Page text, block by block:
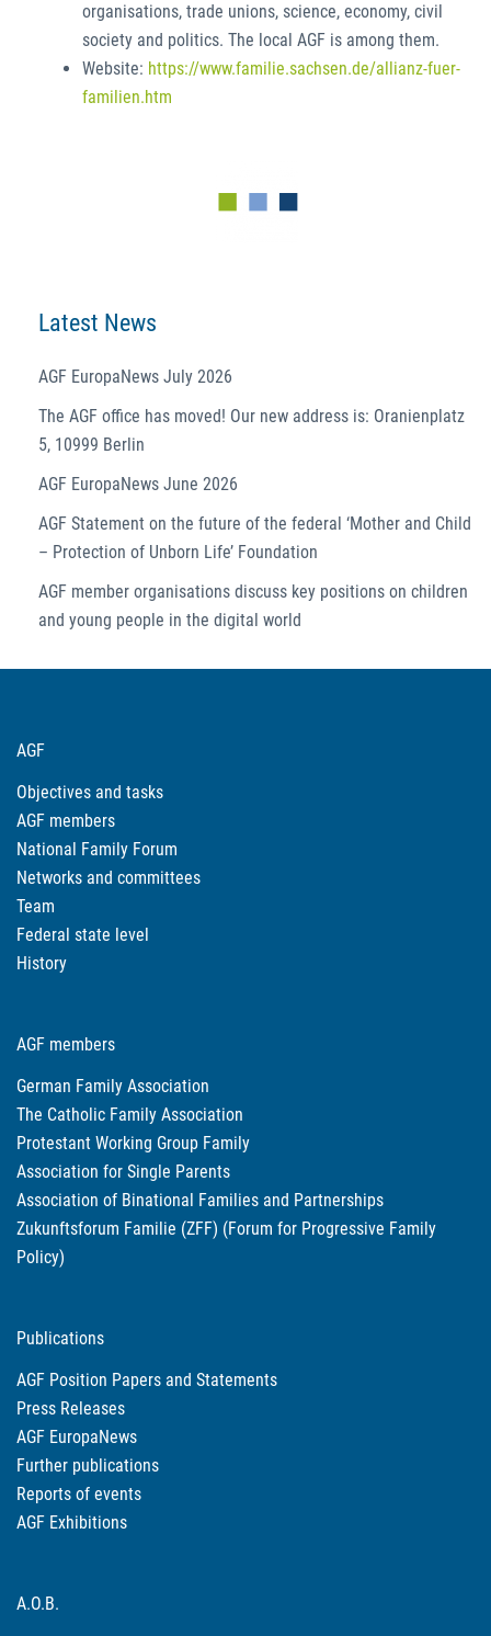
organisations, trade unions, science, economy, civil
society and politics. The local AGF is among them.
Website: https://www.familie.sachsen.de/allianz-fuer-
familien.htm
Latest News
AGF EuropaNews July 2026
The AGF office has moved! Our new address is: Oranienplatz
5, 10999 Berlin
AGF EuropaNews June 2026
AGF Statement on the future of the federal ‘Mother and Child
– Protection of Unborn Life’ Foundation
AGF member organisations discuss key positions on children
and young people in the digital world
AGF
Objectives and tasks
AGF members
National Family Forum
Networks and committees
Team
Federal state level
History
AGF members
German Family Association
The Catholic Family Association
Protestant Working Group Family
Association for Single Parents
Association of Binational Families and Partnerships
Zukunftsforum Familie (ZFF) (Forum for Progressive Family
Policy)
Publications
AGF Position Papers and Statements
Press Releases
AGF EuropaNews
Further publications
Reports of events
AGF Exhibitions
A.O.B.